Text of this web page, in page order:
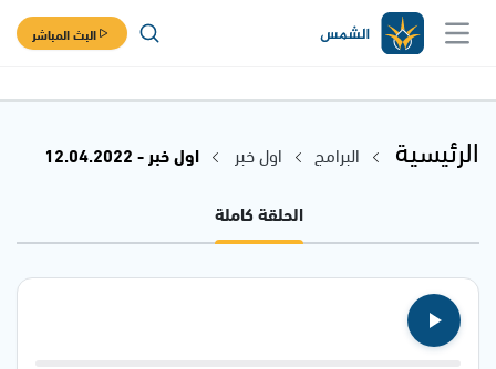
البث المباشر
الرئيسية البرامج اول خبر
اول خبر - 12.04.2022
الحلقة كاملة